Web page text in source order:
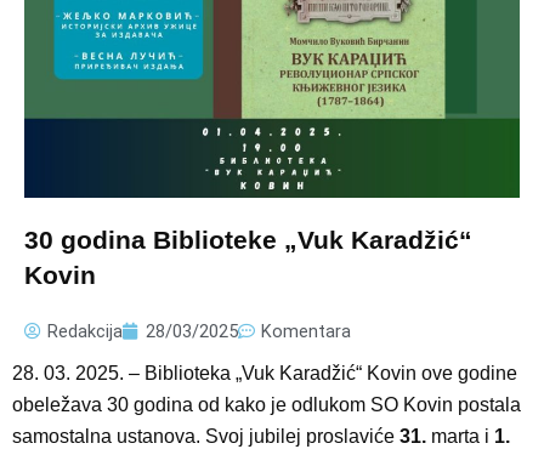
30 godina Biblioteke „Vuk Karadžić“
Kovin
Redakcija 28/03/2025 Komentara
28. 03. 2025. – Biblioteka „Vuk Karadžić“ Kovin ove godine
obeležava 30 godina od kako je odlukom SO Kovin postala
samostalna ustanova. Svoj jubilej proslaviće 31. marta i 1.